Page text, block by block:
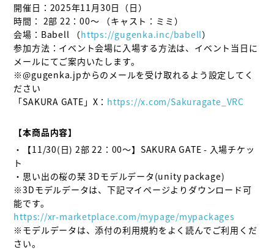
開催日：2025年11月30日（日）
時間： 2部 22：00～ （キャスト：ミミ）
会場：Babell （https://gugenka.inc/babell）
参加方法：イベント会場に入場する方法は、イベント当日に
メールにてご案内いたします。
※@gugenka.jpからのメールを受け取れるよう設定してく
ださい
「SAKURA GATE」X： https://x.com/Sakuragate_VRC
【本商品内容】
・【11/30(日) 2部 22：00～】SAKURA GATE - 入場チケッ
ト
・思い出の桜の栞 3Dモデルデータ(unity package)
※3Dモデルデータは、下記マイページよりダウンロード可
https://xr-marketplace.com/mypage/mypackages
※モデルデータは、添付の利用規約をよく読んでご利用くだ
さい。